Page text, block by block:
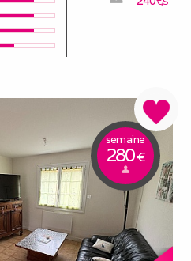
semaine
280€